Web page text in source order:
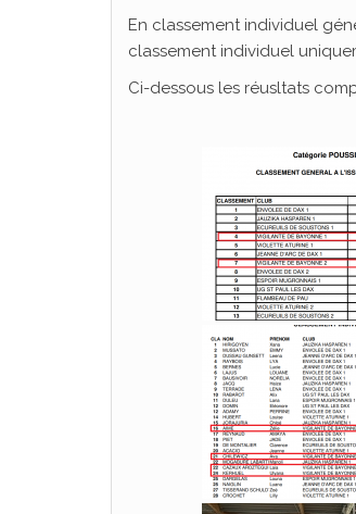
En classement individuel
classement individuel
Ci-dessous les réusltats